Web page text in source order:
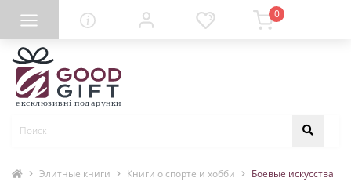
0
Элитные книги Книги о спорте и хобби Боевые искусства